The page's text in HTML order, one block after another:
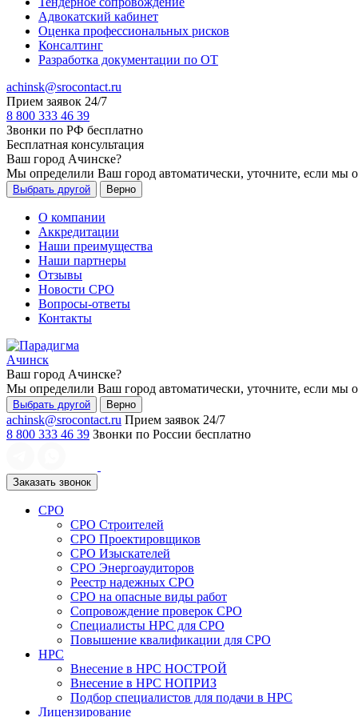
Адвокатский кабинет
Оценка профессиональных рисков
Консалтинг
Разработка документации по ОТ
achinsk@srocontact.ru
Прием заявок 24/7
8 800 333 46 39
Звонки по РФ бесплатно
Бесплатная консультация
Ваш город Ачинске?
Мы определили Ваш город автоматически, уточните, если мы
Выбрать другой Верно
О компании
Аккредитации
Наши преимущества
Наши партнеры
Отзывы
Новости СРО
Вопросы-ответы
Контакты
Ачинск
Ваш город Ачинске?
Мы определили Ваш город автоматически, уточните, если мы
Выбрать другой Верно
achinsk@srocontact.ru Прием заявок 24/7
8 800 333 46 39 Звонки по России бесплатно
Заказать звонок
СРО
СРО Строителей
СРО Проектировщиков
СРО Изыскателей
СРО Энергоаудиторов
Реестр надежных СРО
СРО на опасные виды работ
Сопровождение проверок СРО
Специалисты НРС для СРО
Повышение квалификации для СРО
НРС
Внесение в НРС НОСТРОЙ
Внесение в НРС НОПРИЗ
Подбор специалистов для подачи в НРС
Лицензирование